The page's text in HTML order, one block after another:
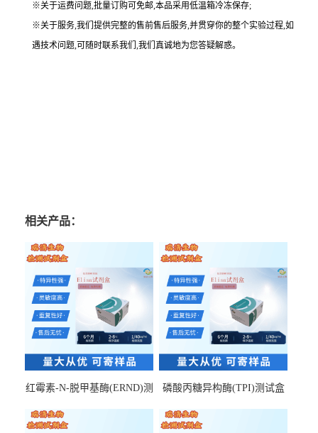
※关于运费问题,批量订购可免邮,本品采用低温箱冷冻保存;
※关于服务,我们提供完整的售前售后服务,并贯穿你的整个实验过程,如
遇技术问题,可随时联系我们,我们真诚地为您答疑解惑。
相关产品：
红霉素-N-脱甲基酶(ERND)测
磷酸丙糖异构酶(TPI)测试盒